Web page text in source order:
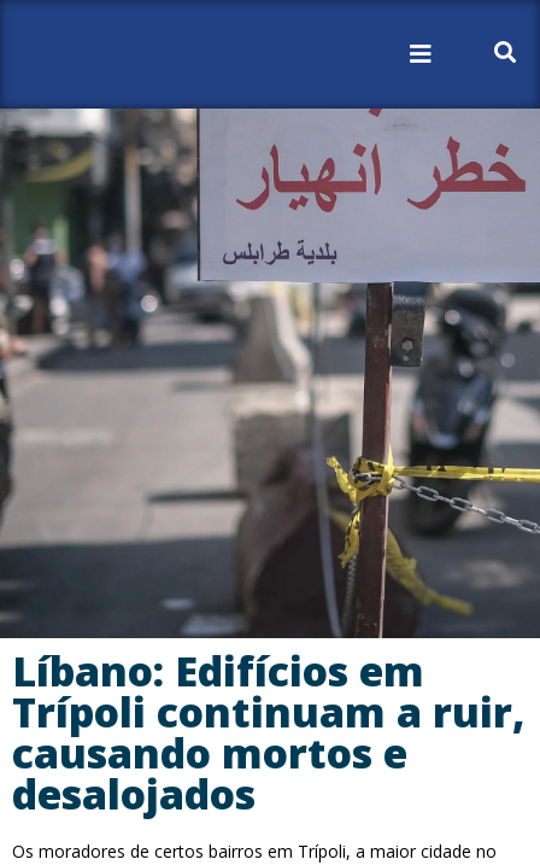
Líbano: Edifícios em
Trípoli continuam a ruir,
causando mortos e
desalojados
Os moradores de certos bairros em Trípoli, a maior cidade no